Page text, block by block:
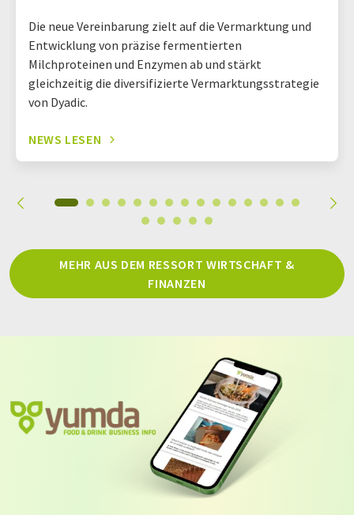
Die neue Vereinbarung zielt auf die Vermarktung und
Entwicklung von präzise fermentierten
Milchproteinen und Enzymen ab und stärkt
gleichzeitig die diversifizierte Vermarktungsstrategie
von Dyadic.
NEWS LESEN
MEHR AUS DEM RESSORT WIRTSCHAFT &
FINANZEN